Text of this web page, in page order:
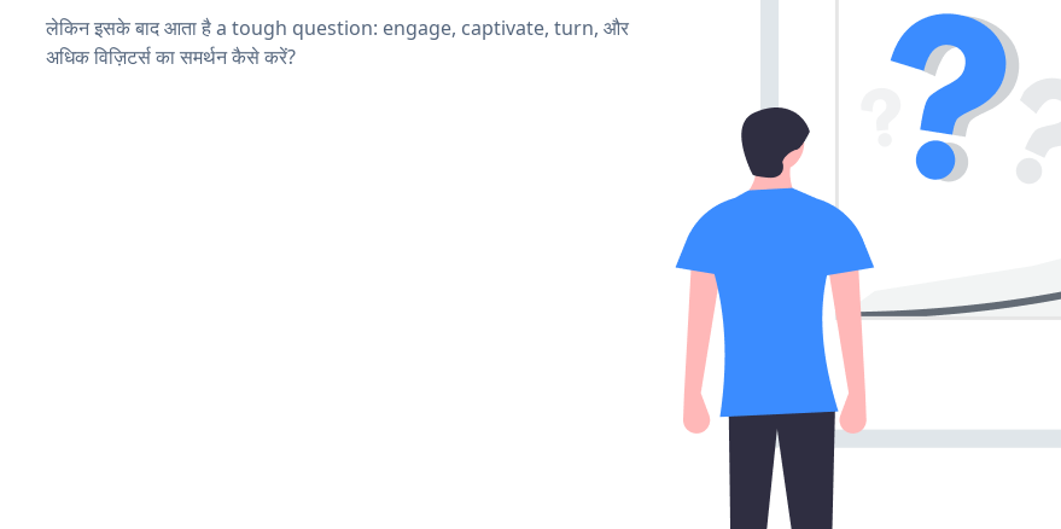
लेकिन इसके बाद आता है a tough question: engage, captivate, turn, और
अधिक विज़िटर्स का समर्थन कैसे करें?